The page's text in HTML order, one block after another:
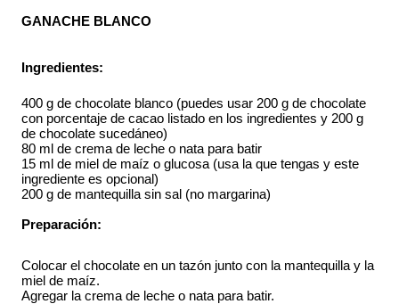
GANACHE BLANCO
Ingredientes:
400 g de chocolate blanco (puedes usar 200 g de chocolate
con porcentaje de cacao listado en los ingredientes y 200 g
de chocolate sucedáneo)
80 ml de crema de leche o nata para batir
15 ml de miel de maíz o glucosa (usa la que tengas y este
ingrediente es opcional)
200 g de mantequilla sin sal (no margarina)
Preparación:
Colocar el chocolate en un tazón junto con la mantequilla y la
miel de maíz.
Agregar la crema de leche o nata para batir.